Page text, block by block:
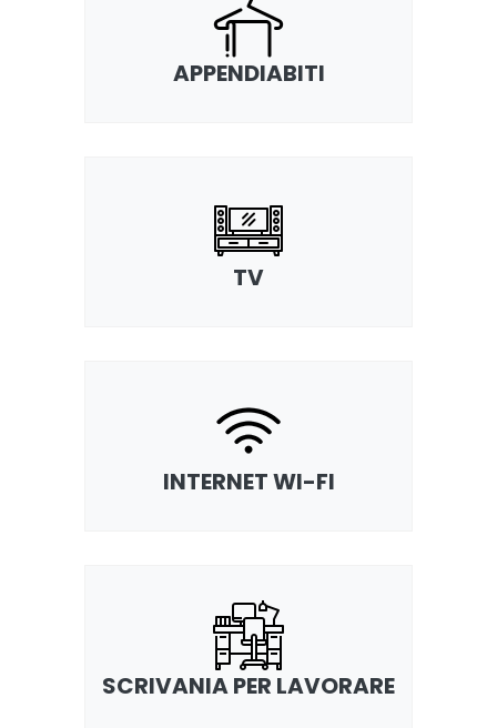
APPENDIABITI
TV
INTERNET WI-FI
SCRIVANIA PER LAVORARE